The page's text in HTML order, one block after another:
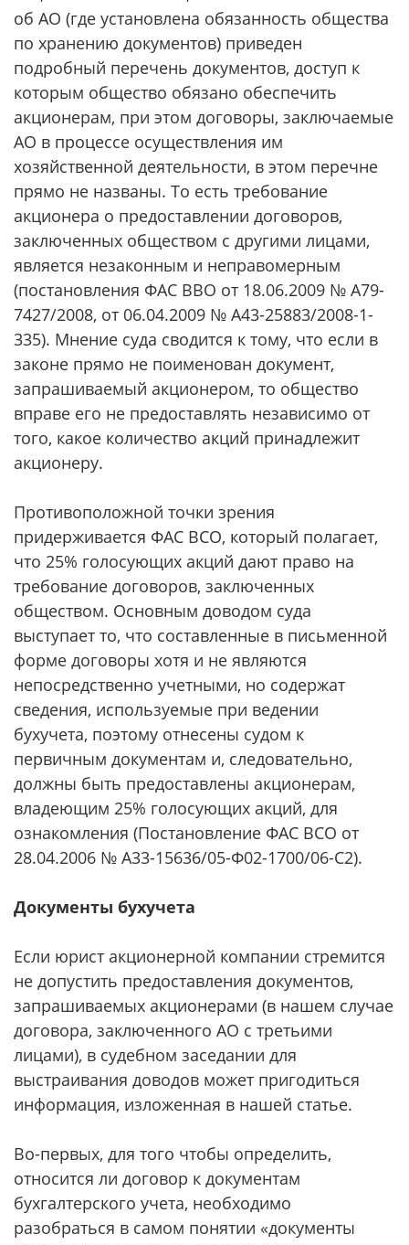
об АО (где установлена обязанность общества
по хранению документов) приведен
подробный перечень документов, доступ к
которым общество обязано обеспечить
акционерам, при этом договоры, заключаемые
АО в процессе осуществления им
хозяйственной деятельности, в этом перечне
прямо не названы. То есть требование
акционера о предоставлении договоров,
заключенных обществом с другими лицами,
является незаконным и неправомерным
(постановления ФАС ВВО от 18.06.2009 № А79-
7427/2008, от 06.04.2009 № А43-25883/2008-1-
335). Мнение суда сводится к тому, что если в
законе прямо не поименован документ,
запрашиваемый акционером, то общество
вправе его не предоставлять независимо от
того, какое количество акций принадлежит
акционеру.
Противоположной точки зрения
придерживается ФАС ВСО, который полагает,
что 25% голосующих акций дают право на
требование договоров, заключенных
обществом. Основным доводом суда
выступает то, что составленные в письменной
форме договоры хотя и не являются
непосредственно учетными, но содержат
сведения, используемые при ведении
бухучета, поэтому отнесены судом к
первичным документам и, следовательно,
должны быть предоставлены акционерам,
владеющим 25% голосующих акций, для
ознакомления (Постановление ФАС ВСО от
28.04.2006 № А33-15636/05-Ф02-1700/06-С2).
Документы бухучета
Если юрист акционерной компании стремится
не допустить предоставления документов,
запрашиваемых акционерами (в нашем случае
договора, заключенного АО с третьими
лицами), в судебном заседании для
выстраивания доводов может пригодиться
информация, изложенная в нашей статье.
Во-первых, для того чтобы определить,
относится ли договор к документам
бухгалтерского учета, необходимо
разобраться в самом понятии «документы